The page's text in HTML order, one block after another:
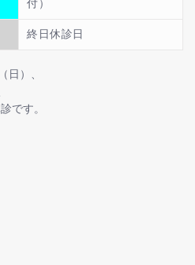
付）
終日休診日
）、
です。